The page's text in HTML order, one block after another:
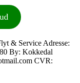
& Service Adresse:
By: Kokkedal
CVR: